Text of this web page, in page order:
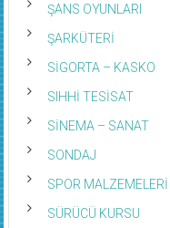
ŞANS OYUNLARI
ŞARKÜTERİ
SİGORTA – KASKO
SIHHİ TESİSAT
SİNEMA – SANAT
SONDAJ
SPOR MALZEMELERİ
SÜRÜCÜ KURSU